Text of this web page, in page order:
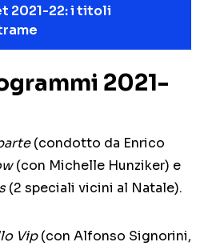
2021-22: i titoli
2021-
(condotto da Enrico
(con Michelle Hunziker) e
(2 speciali vicini al Natale).
Vip(con Alfonso Signorini,